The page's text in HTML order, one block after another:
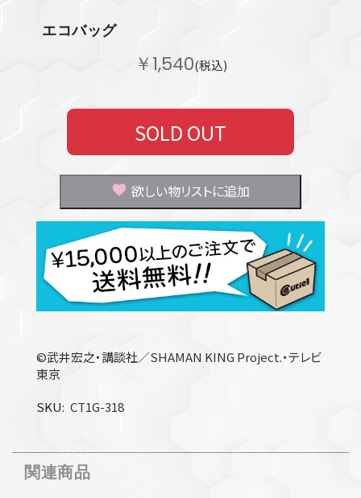
エコバッグ
￥1,540(税込)
SOLD OUT
欲しい物リストに追加
©武井宏之・講談社／SHAMAN KING Project.・テレビ
東京
SKU CT1G-318
関連商品